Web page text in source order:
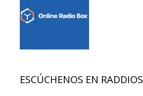
ESCÚCHENOS EN RADDIOS